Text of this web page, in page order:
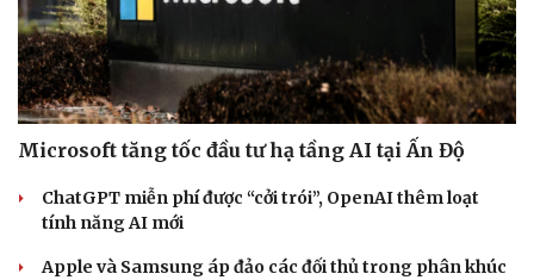
Cải chính
Microsoft tăng tốc đầu tư hạ tầng AI tại Ấn Độ
ChatGPT miễn phí được “cởi trói”, OpenAI thêm loạt
tính năng AI mới
Apple và Samsung áp đảo các đối thủ trong phân khúc